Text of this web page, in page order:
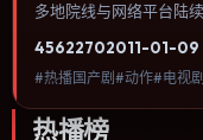
多地院线与网络平台陆
推进，节奏与视听语言
45622702011-01-09
#热播国产剧#动作#电视
热播榜